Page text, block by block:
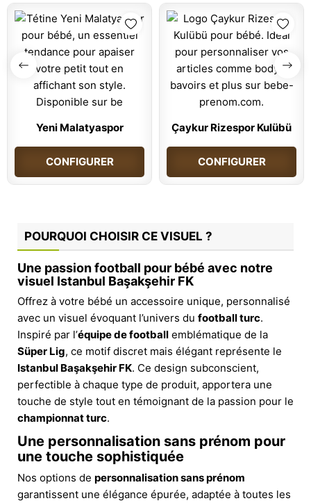
Yeni Malatyaspor
CONFIGURER
Çaykur Rizespor Kulübü
CONFIGURER
POURQUOI CHOISIR CE VISUEL ?
Une passion football pour bébé avec notre
visuel Istanbul Başakşehir FK
Offrez à votre bébé un accessoire unique, personnalisé
avec un visuel évoquant l’univers du football turc.
Inspiré par l’équipe de football emblématique de la
Süper Lig, ce motif discret mais élégant représente le
Istanbul Başakşehir FK. Ce design subconscient,
perfectible à chaque type de produit, apportera une
touche de style tout en témoignant de la passion pour le
championnat turc.
Une personnalisation sans prénom pour
une touche sophistiquée
Nos options de personnalisation sans prénom
garantissent une élégance épurée, adaptée à toutes les